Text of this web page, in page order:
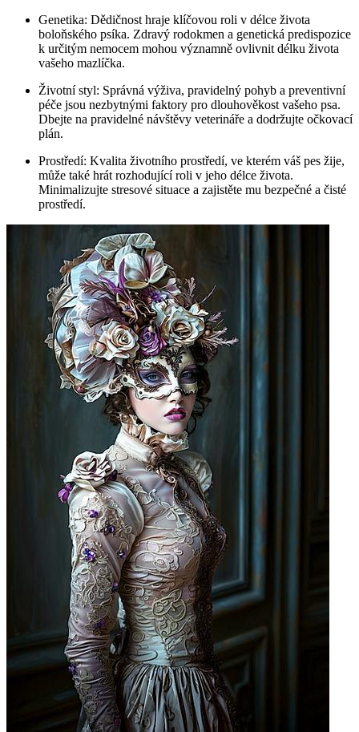
Genetika: Dědičnost hraje klíčovou roli v délce života
boloňského psíka. Zdravý rodokmen a genetická predispozice
k určitým nemocem mohou významně ovlivnit délku života
vašeho mazlíčka.
Životní styl: Správná výživa, pravidelný pohyb a preventivní
péče jsou nezbytnými faktory pro dlouhověkost vašeho psa.
Dbejte na pravidelné návštěvy veterináře a dodržujte očkovací
plán.
Prostředí: Kvalita životního prostředí, ve kterém váš pes žije,
může také hrát rozhodující roli v jeho délce života.
Minimalizujte stresové situace a zajistěte mu bezpečné a čisté
prostředí.